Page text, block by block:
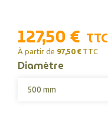
127,50 € TTC
À partir de 97,50 € TTC
Diamètre